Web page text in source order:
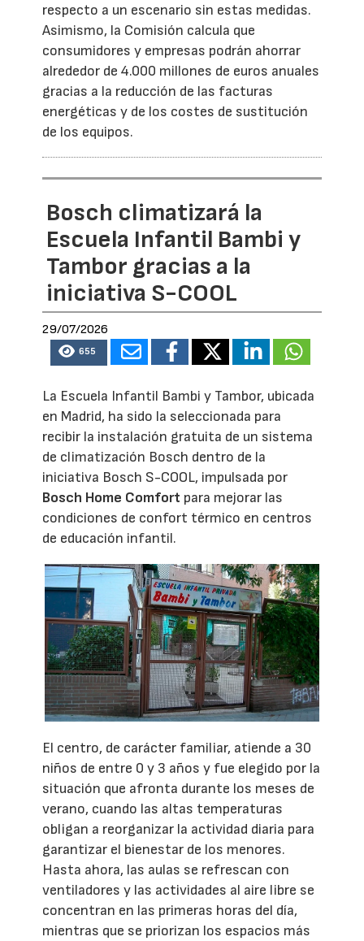
respecto a un escenario sin estas medidas.
Asimismo, la Comisión calcula que
consumidores y empresas podrán ahorrar
alrededor de 4.000 millones de euros anuales
gracias a la reducción de las facturas
energéticas y de los costes de sustitución
de los equipos.
Bosch climatizará la
Escuela Infantil Bambi y
Tambor gracias a la
iniciativa S-COOL
29/07/2026
655
La Escuela Infantil Bambi y Tambor, ubicada
en Madrid, ha sido la seleccionada para
recibir la instalación gratuita de un sistema
de climatización Bosch dentro de la
iniciativa Bosch S-COOL, impulsada por
Bosch Home Comfort para mejorar las
condiciones de confort térmico en centros
de educación infantil.
El centro, de carácter familiar, atiende a 30
niños de entre 0 y 3 años y fue elegido por la
situación que afronta durante los meses de
verano, cuando las altas temperaturas
obligan a reorganizar la actividad diaria para
garantizar el bienestar de los menores.
Hasta ahora, las aulas se refrescan con
ventiladores y las actividades al aire libre se
concentran en las primeras horas del día,
mientras que se priorizan los espacios más